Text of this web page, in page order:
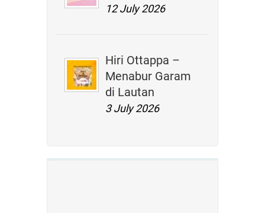
12 July 2026
Hiri Ottappa –
Menabur Garam
di Lautan
3 July 2026